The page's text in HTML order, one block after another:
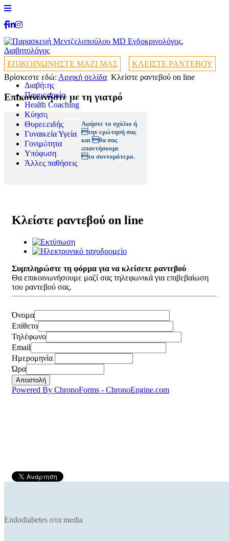
ΕΠΙΚΟΙΝΩΝΗΣΤΕ ΜΑΖΙ ΜΑΣ ΚΛΕΙΣΤΕ ΡΑΝΤΕΒΟΥ
Διαβήτης
+
Παχυσαρκία
+
Health Coaching
+
+
Κύηση
+
Θυρεοειδής
+
Γυναικεία Υγεία
+
Γονιμότητα
+
Υπόφυση
+
Άλλες παθήσεις
+
Βρίσκεστε εδώ: Αρχική σελίδα Κλείστε ραντεβού on line
Επικοινωνήστε με τη γιατρό
Αφήστε το σχόλιο ή
την ερώτησή σας
και θα σας
απαντήσουμε
το συντομότερο.
Κλείστε ραντεβού on line
Συμπληρώστε τη φόρμα για να κλείσετε ραντεβού
Θα επικοινωνήσουμε μαζί σας τηλεφωνικά για επιβεβαίωση
του ραντεβού σας.
Όνομα
Επίθετο
Τηλέφωνο
Email
Ημερομηνία
Ώρα
Powered By ChronoForms - ChronoEngine.com
Endodiabetes στα media